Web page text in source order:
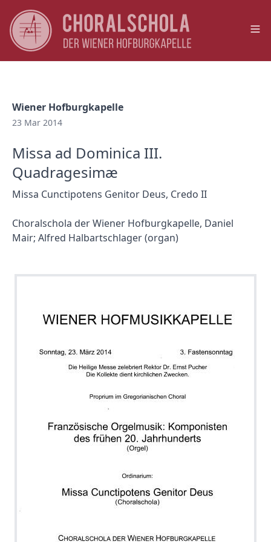
Wiener Hofburgkapelle
23 Mar 2014
Missa ad Dominica III.
Quadragesimæ
Missa Cunctipotens Genitor Deus, Credo II
Choralschola der Wiener Hofburgkapelle, Daniel
Mair; Alfred Halbartschlager (organ)